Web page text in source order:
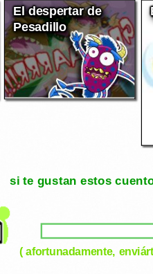
El despertar de
Pesadillo
si te gustan estos
( afortunadamente,